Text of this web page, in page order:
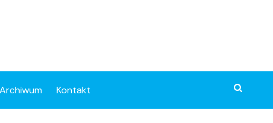
Archiwum Kontakt